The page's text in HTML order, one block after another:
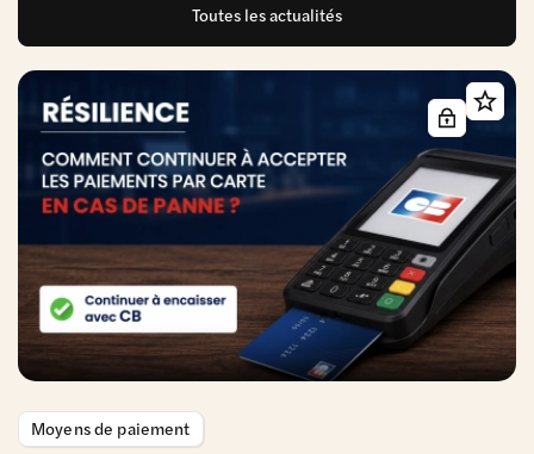
Toutes les actualités
Moyens de paiement